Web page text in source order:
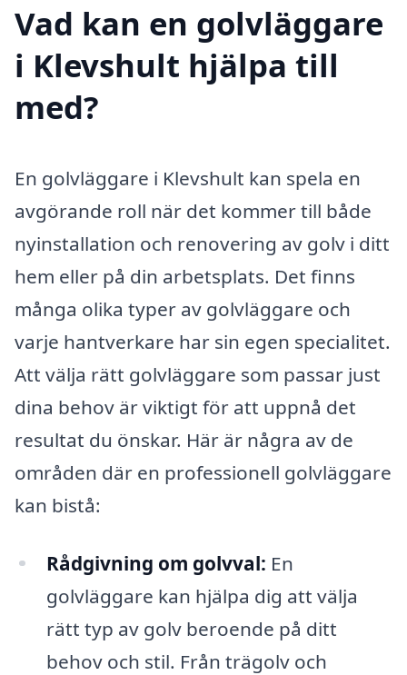
Vad kan en golvläggare
i Klevshult hjälpa till
med?
En golvläggare i Klevshult kan spela en
avgörande roll när det kommer till både
nyinstallation och renovering av golv i ditt
hem eller på din arbetsplats. Det finns
många olika typer av golvläggare och
varje hantverkare har sin egen specialitet.
Att välja rätt golvläggare som passar just
dina behov är viktigt för att uppnå det
resultat du önskar. Här är några av de
områden där en professionell golvläggare
kan bistå:
Rådgivning om golvval: En
golvläggare kan hjälpa dig att välja
rätt typ av golv beroende på ditt
behov och stil. Från trägolv och